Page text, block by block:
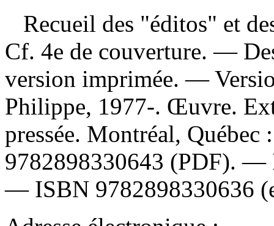
Recueil des "éditos" et
Cf. 4e de couverture. —
version imprimée. —
Philippe, 1977-. Œuvre.
pressée. Montréal,
9782898330643 (PDF). —
— ISBN 9782898330636